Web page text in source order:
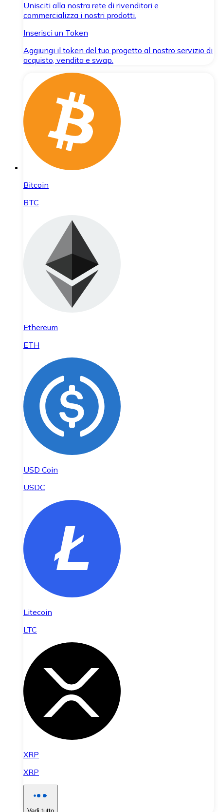
Unisciti alla nostra rete di rivenditori e
commercializza i nostri prodotti.
Inserisci un Token
Aggiungi il token del tuo progetto al nostro servizio di
acquisto, vendita e swap.
Bitcoin
BTC
Ethereum
ETH
USD Coin
USDC
Litecoin
LTC
XRP
XRP